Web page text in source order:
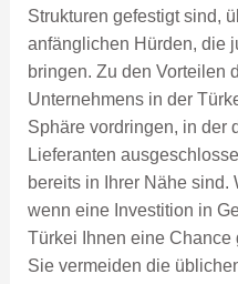
Strukturen gefestigt sind,
anfänglichen Hürden, die
bringen. Zu den Vorteilen
Unternehmens in der
Sphäre vordringen, in der
Lieferanten
bereits in Ihrer Nähe sind.
wenn eine Investition in
Türkei Ihnen eine Chance
Sie vermeiden die